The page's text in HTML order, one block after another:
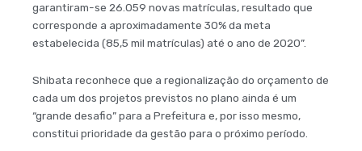
garantiram-se 26.059 novas matrículas, resultado que
corresponde a aproximadamente 30% da meta
estabelecida (85,5 mil matrículas) até o ano de 2020”.
Shibata reconhece que a regionalização do orçamento de
cada um dos projetos previstos no plano ainda é um
“grande desafio” para a Prefeitura e, por isso mesmo,
constitui prioridade da gestão para o próximo período.